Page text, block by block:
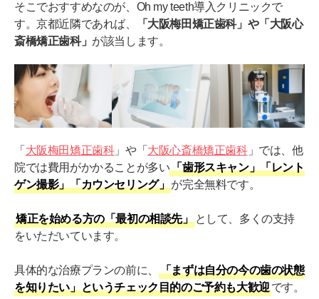
そこでおすすめなのが、Oh my teeth導入クリニックで
す。京都近隣であれば、
「大阪梅田矯正歯科」や「大阪心
斎橋矯正歯科」 が該当します。
「 大阪梅田矯正歯科」や「 大阪心斎橋矯正歯科」では、他
院では費用がかかることが多い「歯形スキャン」「レント
ゲン撮影」「カウンセリング」が完全無料です。
矯正を始める方の「最初の相談先」として、多くの支持
をいただいています。
具体的な治療プランの前に、
「まずは自分の今の歯の状態
を知りたい」というチェック目的のご予約も大歓迎です。